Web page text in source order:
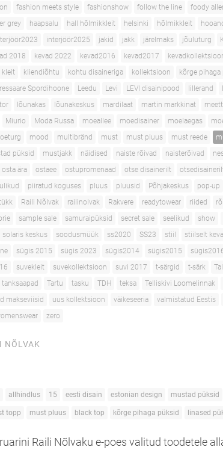
fashion meets style fashionshow follow the line foody
grey haapsalu hall hõlmikkleit helsinki hõlmikkleit
interjöör2025 jakid jakk järelmaks jõuluturg
2018 kevad 2022 kevad2016 kevad2017
kleit kliendiõhtu kohtu disaineriga kollektsioon kõrge pihaga
Spordihoone Leedu Levi LEVI disainipood lillerand
lõunakas lõunakeskus mardilaat martin markkinat
Miurio Moda Russa moeallee moedisainer moelaegas
mood multibränd must must pluus must reede
püksid mustjakk näidised naiste rõivad naisterõivad
osta ära ostaee ostupromenaad otse disainerilt
piiratud koguses pluus pluusid Põhjakeskus pop-up
Raili Nõlvak railinolvak Rakvere readytowear riided
sample sale samuraipüksid secret sale seelikud show
solaris keskus soodusmüük ss2020 SS23 stiil stiilselt
sügis 2015 sügis 2023 sügis2014 sügis2015
suvekleit suvekollektsioon suvi 2017 t-särgid t-särk
tanksaapad Tartu tasku TDH teksa Telliskivi Loomelinnak
makseviisid uus kollektsioon väikeseeria valmistatud Eestis
zero
NÕLVAK
allhindlus 15 eesti disain estonian design mustad püksid
topp must pluus black top kõrge pihaga püksid linased
Raili Nõlvaku e-poes valitud toodetele